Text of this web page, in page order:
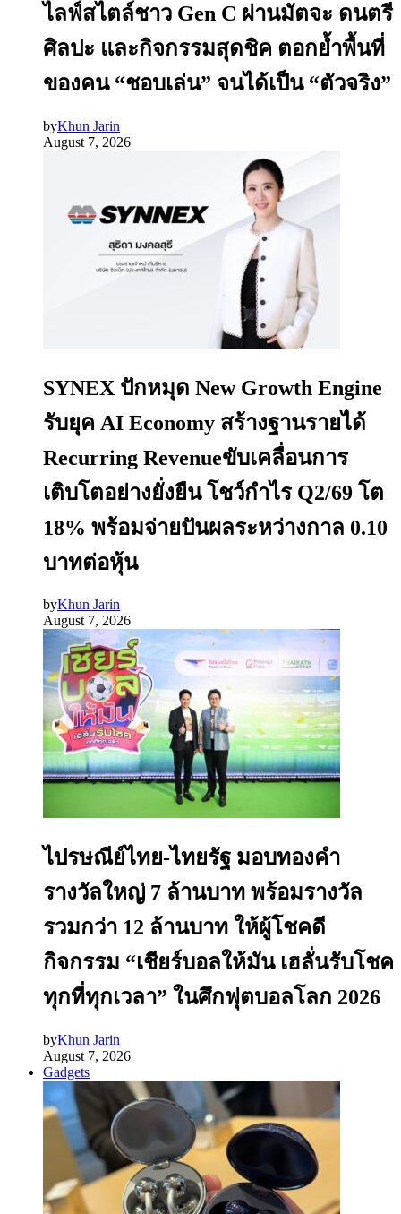
ไลฟ์สไตล์ชาว Gen C ผ่านมัตจะ ดนตรี
ศิลปะ และกิจกรรมสุดชิค ตอกย้ำพื้นที่
ของคน “ชอบเล่น” จนได้เป็น “ตัวจริง”
byKhun Jarin
August 7, 2026
SYNEX ปักหมุด New Growth Engine
รับยุค AI Economy สร้างฐานรายได้
Recurring Revenueขับเคลื่อนการ
เติบโตอย่างยั่งยืน โชว์กำไร Q2/69 โต
18% พร้อมจ่ายปันผลระหว่างกาล 0.10
บาทต่อหุ้น
byKhun Jarin
August 7, 2026
ไปรษณีย์ไทย-ไทยรัฐ มอบทองคำ
รางวัลใหญ่ 7 ล้านบาท พร้อมรางวัล
รวมกว่า 12 ล้านบาท ให้ผู้โชคดี
กิจกรรม “เชียร์บอลให้มัน เฮลั่นรับโชค
ทุกที่ทุกเวลา” ในศึกฟุตบอลโลก 2026
byKhun Jarin
August 7, 2026
Gadgets